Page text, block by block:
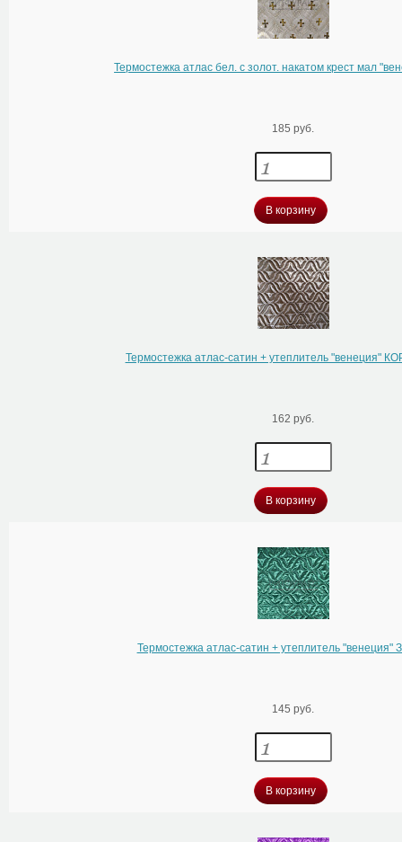
Термостежка атлас бел. с золот. накатом крест мал
185 руб.
В корзину
Термостежка атлас-сатин + утеплитель "венеция"
162 руб.
В корзину
Термостежка атлас-сатин + утеплитель
145 руб.
В корзину